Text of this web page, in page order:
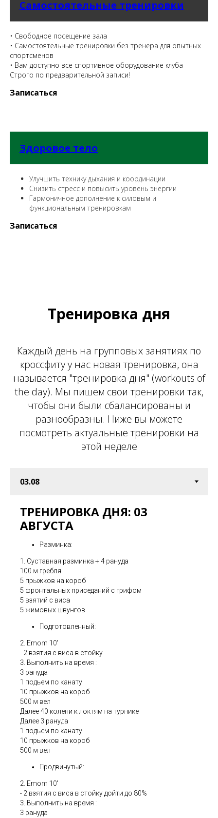
Самостоятельные тренировки
• Свободное посещение зала
• Самостоятельные тренировки без тренера для опытных
спортсменов
• Вам доступно все спортивное оборудование клуба
Строго по предварительной записи!
Записаться
Здоровое тело
Улучшить технику дыхания и координации
Снизить стресс и повысить уровень энергии
Гармоничное дополнение к силовым и
функциональным тренировкам
Записаться
Тренировка дня
Каждый день на групповых занятиях по
кроссфиту у нас новая тренировка, она
называется "тренировка дня" (workouts of
the day). Мы пишем свои тренировки так,
чтобы они были сбалансированы и
разнообразны. Ниже вы можете
посмотреть актуальные тренировки на
этой неделе
ТРЕНИРОВКА ДНЯ: 03
АВГУСТА
Разминка:
1. Суставная разминка + 4 рануда
100 м гребля
5 прыжков на короб
5 фронтальных приседаний с грифом
5 взятий с виса
5 жимовых швунгов
Подготовленный:
2. Emom 10'
- 2 взятия с виса в стойку
3. Выполнить на время :
3 рануда
1 подьем по канату
10 прыжков на короб
500 м вел
Далее 40 колени к локтям на турнике
Далее 3 рануда
1 подьем по канату
10 прыжков на короб
500 м вел
Продвинутый:
2. Emom 10'
- 2 взятия с виса в стойку дойти до 80%
3. Выполнить на время :
3 рануда